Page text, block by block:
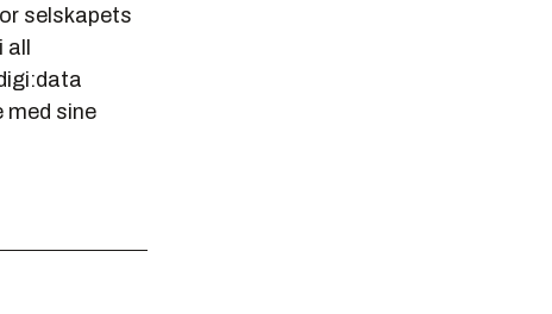
selskapets
med sine